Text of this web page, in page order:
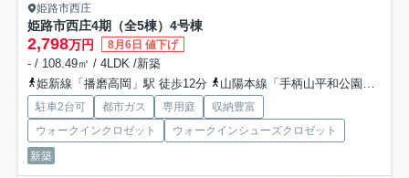
姫路市西庄
姫路市西庄4期（全5棟）4号棟
2,798万円 8月6日 値下げ
- / 108.49㎡ / 4LDK /新築
姫新線「播磨高岡」駅 徒歩12分
山陽本線「手柄山平和公園」駅 徒歩25分
駐車2台可 都市ガス 専用庭
収納豊富
ウォークインクロゼット
ウォークインシューズクロゼット
新築